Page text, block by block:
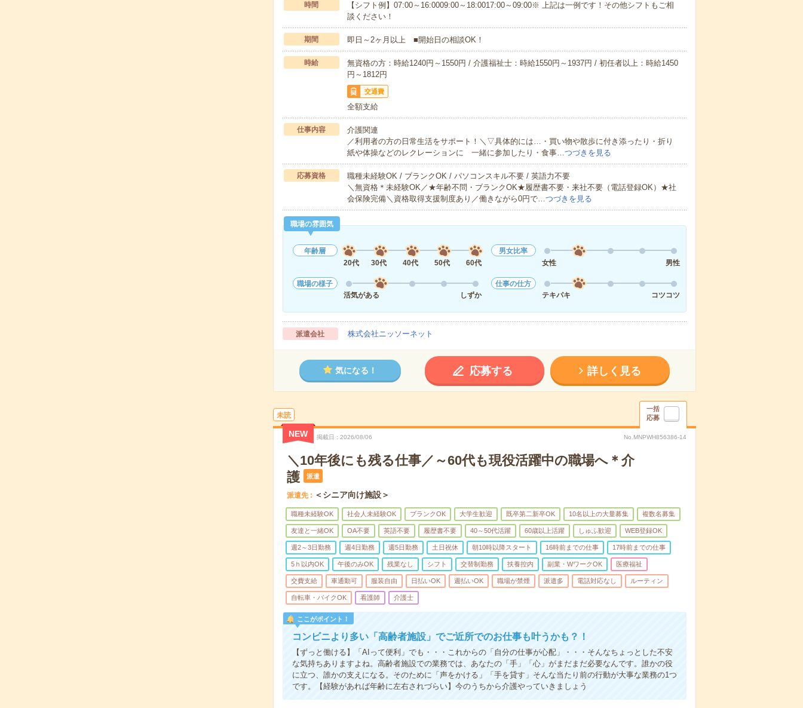
時間
【シフト例】07:00～16:0009:00～18:0017:00～09:00※ 上記は一例です！その他シフトもご相
談ください！
期間 即日～2ヶ月以上 ■開始日の相談OK！
時給
無資格の方：時給1240円～1550円 / 介護福祉士：時給1550円～1937円 / 初任者以上：時給1450
円～1812円
交通費
全額支給
仕事内容
介護関連
／利用者の方の日常生活をサポート！＼▽具体的には…・買い物や散歩に付き添ったり・折り
紙や体操などのレクレーションに 一緒に参加したり・食事…つづきを見る
応募資格
職種未経験OK / ブランクOK / パソコンスキル不要 / 英語力不要
＼無資格＊未経験OK／★年齢不問・ブランクOK★履歴書不要・来社不要（電話登録OK）★社
会保険完備＼資格取得支援制度あり／働きながら0円で…つづきを見る
職場の雰囲気
年齢層
20代
30代 40代 50代 60代
男女比率
女性
男性
職場の様子
活気がある
しずか
仕事の仕方
テキパキ
コツコツ
派遣会社 株式会社ニッソーネット
気になる！ 応募する 詳しく見る
未読
一括
応募
NEW 掲載日 2026/08/06 No.MNPWH856386-14
＼10年後にも残る仕事／～60代も現役活躍中の職場へ＊介
護
派遣
派遣先 ＜シニア向け施設＞
職種未経験OK 社会人未経験OK ブランクOK 大学生歓迎 既卒第二新卒OK 10名以上の大量募集 複数名募集
友達と一緒OK OA不要 英語不要 履歴書不要 40～50代活躍 60歳以上活躍 しゅふ歓迎 WEB登録OK
週2～3日勤務 週4日勤務 週5日勤務 土日祝休 朝10時以降スタート 16時前までの仕事 17時前までの仕事
5ｈ以内OK 午後のみOK 残業なし シフト 交替制勤務 扶養控内 副業・WワークOK 医療福祉
交費支給 車通勤可 服装自由 日払いOK 週払いOK 職場が禁煙 派遣多 電話対応なし ルーティン
自転車・バイクOK 看護師 介護士
ここがポイント！
コンビニより多い「高齢者施設」でご近所でのお仕事も叶うかも？！
【ずっと働ける】「AIって便利」でも・・・これからの「自分の仕事が心配」・・・そんなちょっとした不安
な気持ちありますよね。高齢者施設での業務では、あなたの「手」「心」がまだまだ必要なんです。誰かの役
に立つ、誰かの支えになる。そのために「声をかける」「手を貸す」そんな当たり前の行動が大事な業務の1つ
です。【経験があれば年齢に左右されづらい】今のうちから介護やっていきましょう